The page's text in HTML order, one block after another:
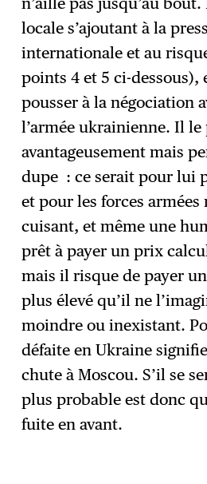
locale s’ajoutant à la
internationale et au
points 4 et 5 ci-
pousser à la négociation
l’armée ukrainienne. Il
avantageusement mais
dupe : ce serait pour lui
et pour les forces armées
cuisant, et même une
prêt à payer un prix
mais il risque de payer
plus élevé qu’il ne
moindre ou inexistant.
défaite en Ukraine
chute à Moscou. S’il se
plus probable est donc
fuite en avant.